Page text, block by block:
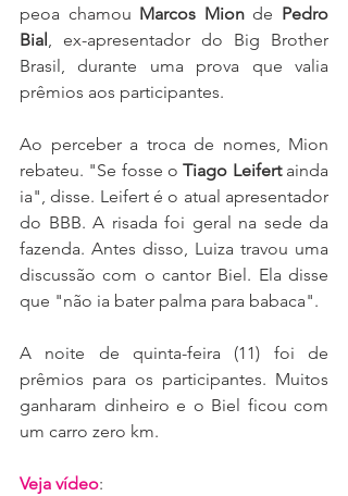
peoa chamou Marcos Mion de Pedro
Bial, ex-apresentador do Big Brother
Brasil, durante uma prova que valia
prêmios aos participantes.
Ao perceber a troca de nomes, Mion
rebateu. "Se fosse o Tiago Leifert ainda
ia", disse. Leifert é o atual apresentador
do BBB. A risada foi geral na sede da
fazenda. Antes disso, Luiza travou uma
discussão com o cantor Biel. Ela disse
que "não ia bater palma para babaca".
A noite de quinta-feira (11) foi de
prêmios para os participantes. Muitos
ganharam dinheiro e o Biel ficou com
um carro zero km.
Veja vídeo: